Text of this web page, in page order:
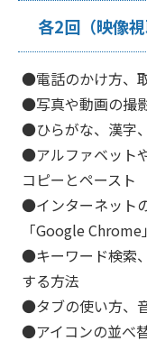
各2回（映像
●電話のかけ方、
●写真や動画の撮
●ひらがな、漢字
●アルファベット
コピーとペースト
●インターネット
「Google
●キーワード検索
する方法
●タブの使い方、
●アイコンの並べ